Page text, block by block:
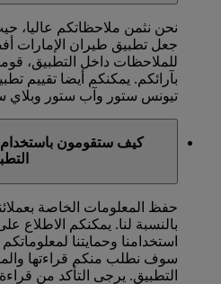
نحن نثمن ملاحظاتكم عاليا،
جعل تطبيق طيران الإمارات
للملاحظات داخل التطبيق،
بآرائكم. يمكنكم أيضا تقييم
تيونس ستور وآب ستور وبلاي
كيف ستقومون
حفظ المعلومات الخاصة
بالنسبة لنا. يمكنكم الاطلاع
استخدامنا وحمايتنا
سوف نطلب منكم قراءتها
التطبيق. يرجى التأكد من